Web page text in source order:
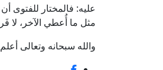
عليه: فالمختار للفتوى
مثل ما أُعطي الآخر، لا
والله سبحانه وتعالى